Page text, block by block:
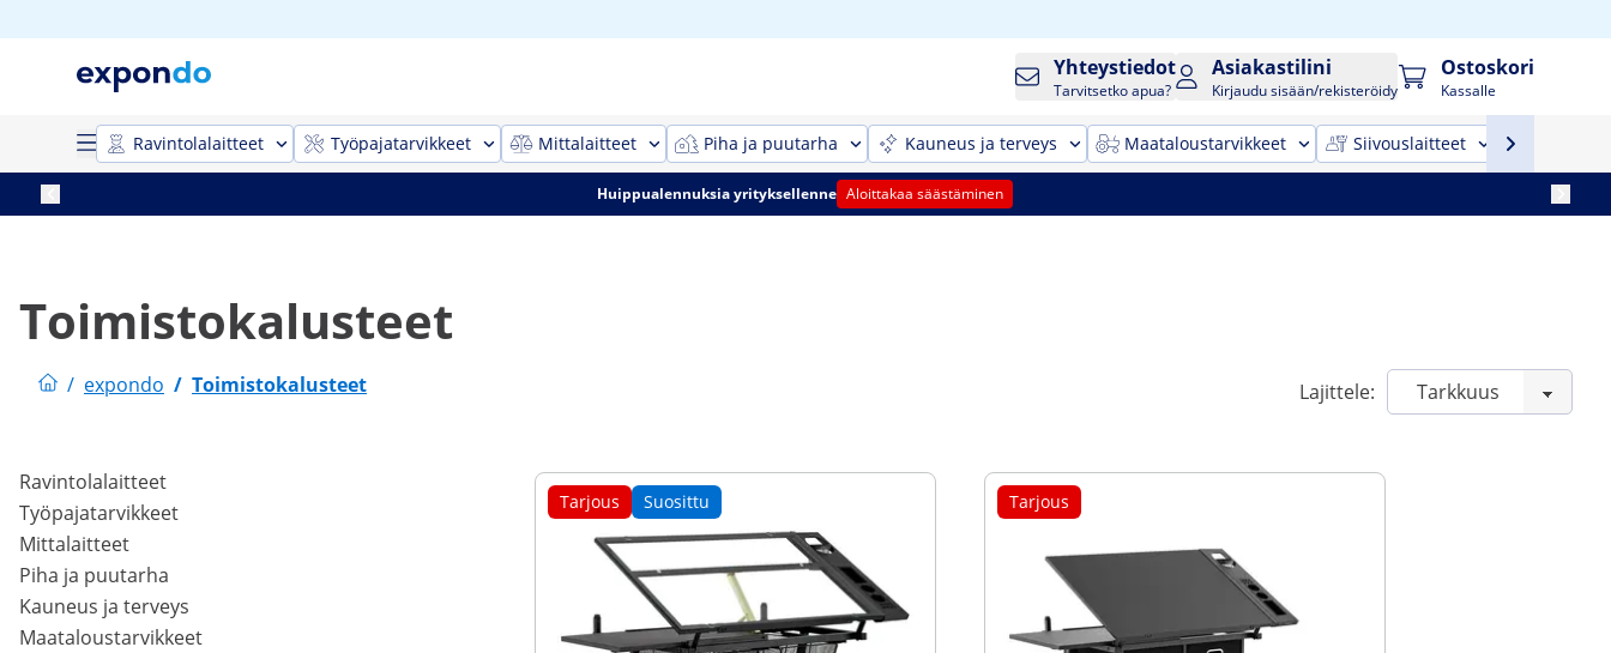
Yhteystiedot
Tarvitsetko apua?
Asiakastilini
Kirjaudu sisään/rekisteröidy
Ostoskori
Kassalle
Ravintolalaitteet Työpajatarvikkeet Mittalaitteet Piha ja puutarha Kauneus ja terveys Maataloustarvikkeet Siivouslaitteet
Huippualennuksia yrityksellenne Aloittakaa säästäminen
Toimistokalusteet
/ expondo / Toimistokalusteet Lajittele:
Ravintolalaitteet
Työpajatarvikkeet
Mittalaitteet
Piha ja puutarha
Kauneus ja terveys
Maataloustarvikkeet
Tarjous Suosittu Tarjous